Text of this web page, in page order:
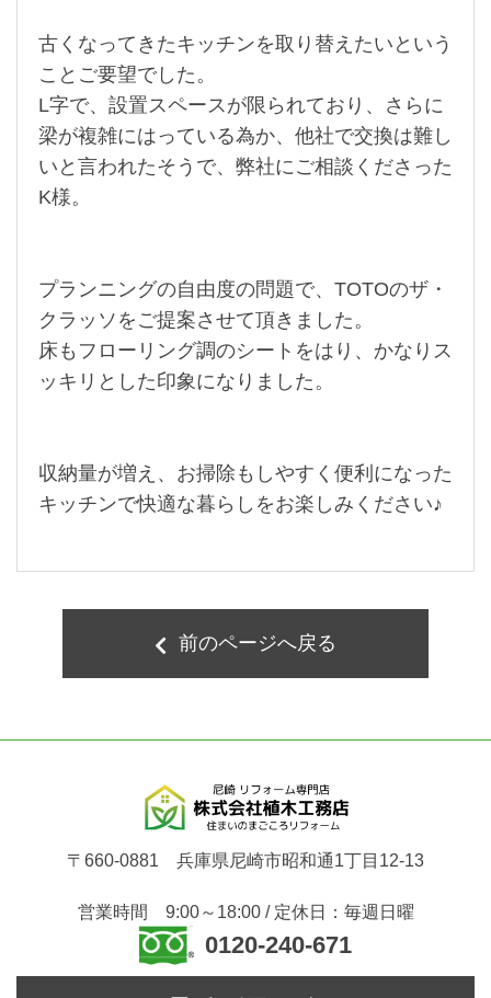
古くなってきたキッチンを取り替えたいという
ことご要望でした。
L字で、設置スペースが限られており、さらに
梁が複雑にはっている為か、他社で交換は難し
いと言われたそうで、弊社にご相談くださった
K様。
プランニングの自由度の問題で、TOTOのザ・
クラッソをご提案させて頂きました。
床もフローリング調のシートをはり、かなりス
ッキリとした印象になりました。
収納量が増え、お掃除もしやすく便利になった
キッチンで快適な暮らしをお楽しみください♪
前のページへ戻る
〒660-0881 兵庫県尼崎市昭和通1丁目12-13
営業時間 9:00～18:00 / 定休日：毎週日曜
0120-240-671